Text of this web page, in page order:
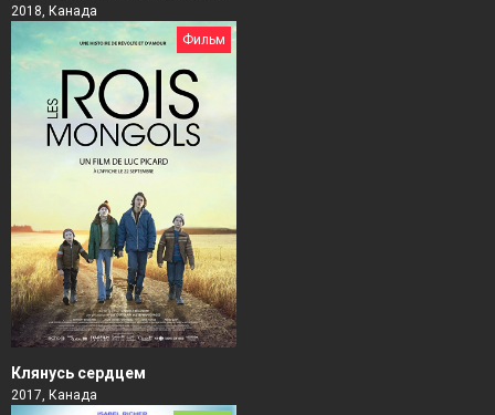
2018, Канада
Фильм
Клянусь сердцем
2017, Канада